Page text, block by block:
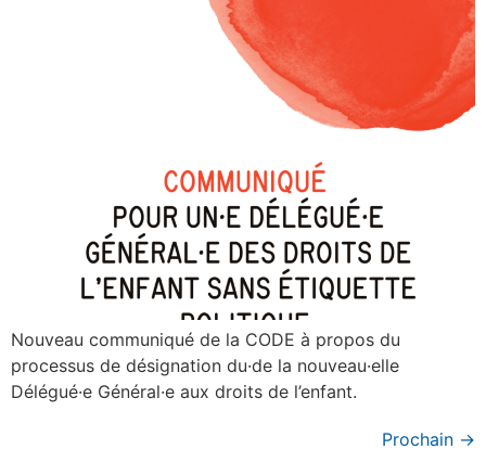
Nouveau communiqué de la CODE à propos du
processus de désignation du·de la nouveau·elle
Délégué·e Général·e aux droits de l’enfant.
Prochain →